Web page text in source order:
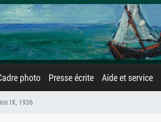
photo Presse écrite Aide et service
IX, 1936